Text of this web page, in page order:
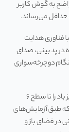
به گوش کاربر
حداقل می‌رساند.
فناوری هدایت
پد بینی، صدای
دوچرخه‌سواری
طراحی کانال L‌شکل در دسته‌ها، مقاومت در برابر نویز باد را تا سطح ۶
است، که طبق آزمایش‌های
در فضای باز و